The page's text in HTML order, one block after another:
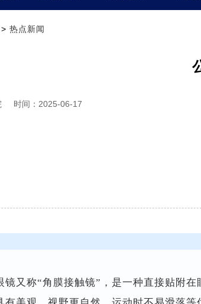
> 热点新闻
时间：2025-06-17
镜又称“角膜接触镜”，是一种直接贴附